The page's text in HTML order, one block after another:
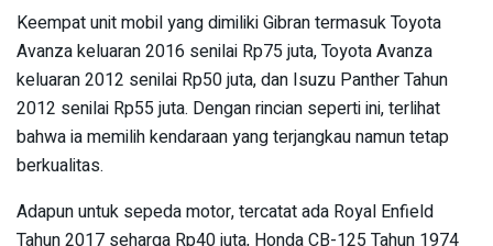
Keempat unit mobil yang dimiliki Gibran termasuk Toyota
Avanza keluaran 2016 senilai Rp75 juta, Toyota Avanza
keluaran 2012 senilai Rp50 juta, dan Isuzu Panther Tahun
2012 senilai Rp55 juta. Dengan rincian seperti ini, terlihat
bahwa ia memilih kendaraan yang terjangkau namun tetap
berkualitas.
Adapun untuk sepeda motor, tercatat ada Royal Enfield